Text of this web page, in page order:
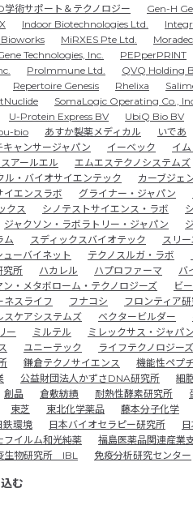
学術サポート＆テクノロジー Gen-H
Indoor Biotechnologies Ltd.
Bioworks MiRXES Pte Ltd.
Technologies, Inc. PEPperPRINT
ProImmune Ltd. QVQ Holding
Repertoire Genesis Rhelixa
SomaLogic Operating Co.,
U-Protein Express BV UbiQ Bio BV
bio あすか製薬メディカル いであ
キャンサージャパン イーベック イ
アールエル エムエステクノシステムズ
ル・バイオサイエンテック カーブジェ
イエンスラボ グライナー・ジャパン
クス
シノテストサイエンス・ラボ
ジャクソン・ラボラトリー・ジャパン
ム スディックスバイオテック スリ
ューバイネット テクノスルガ・ラボ
究所 ハカレル ハプロファーマ バ
ン・メタボローム・テクノロジーズ ビ
ネスライフ フナコシ フロンティア
スケアシステムズ ベクタービルダー
ー
ミルテル ミレックサス・ジャパン
ユニーテック ライフテクノロジー
鎌倉テクノサイエンス 機能性ペプ
公益財団法人かずさDNA研究所 細
創晶 倉敷紡績 耐熱性酵素研究所
東芝 東北化学薬品 藤本分子化学
鉄環境 日本バイオセラピー研究所
フイルム和光純薬 福島医薬品関連産業
生物研究所 IBL 免疫分析研究センター
む